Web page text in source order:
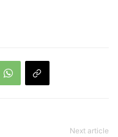
Next article